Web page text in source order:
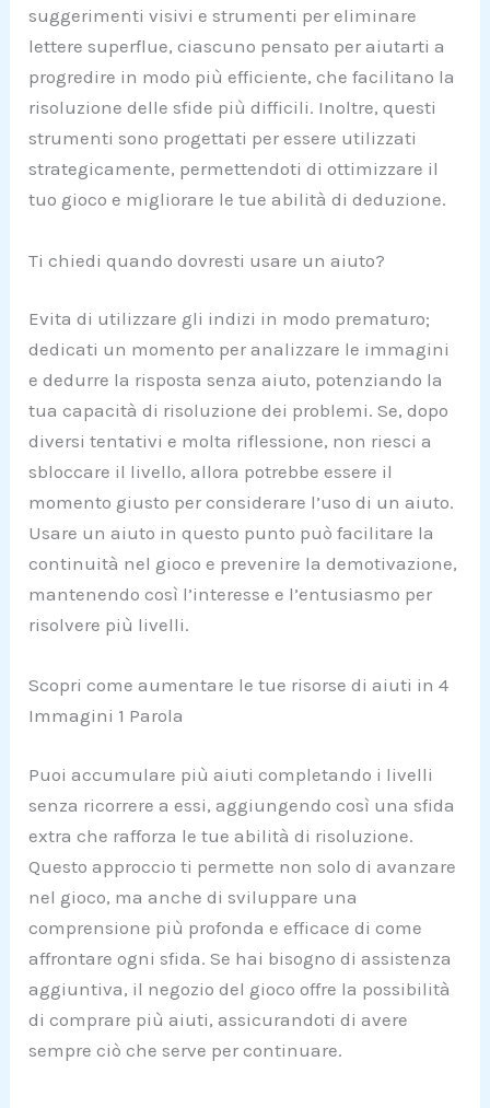
suggerimenti visivi e strumenti per eliminare
lettere superflue, ciascuno pensato per aiutarti a
progredire in modo più efficiente, che facilitano la
risoluzione delle sfide più difficili. Inoltre, questi
strumenti sono progettati per essere utilizzati
strategicamente, permettendoti di ottimizzare il
tuo gioco e migliorare le tue abilità di deduzione.
Ti chiedi quando dovresti usare un aiuto?
Evita di utilizzare gli indizi in modo prematuro;
dedicati un momento per analizzare le immagini
e dedurre la risposta senza aiuto, potenziando la
tua capacità di risoluzione dei problemi. Se, dopo
diversi tentativi e molta riflessione, non riesci a
sbloccare il livello, allora potrebbe essere il
momento giusto per considerare l’uso di un aiuto.
Usare un aiuto in questo punto può facilitare la
continuità nel gioco e prevenire la demotivazione,
mantenendo così l’interesse e l’entusiasmo per
risolvere più livelli.
Scopri come aumentare le tue risorse di aiuti in 4
Immagini 1 Parola
Puoi accumulare più aiuti completando i livelli
senza ricorrere a essi, aggiungendo così una sfida
extra che rafforza le tue abilità di risoluzione.
Questo approccio ti permette non solo di avanzare
nel gioco, ma anche di sviluppare una
comprensione più profonda e efficace di come
affrontare ogni sfida. Se hai bisogno di assistenza
aggiuntiva, il negozio del gioco offre la possibilità
di comprare più aiuti, assicurandoti di avere
sempre ciò che serve per continuare.